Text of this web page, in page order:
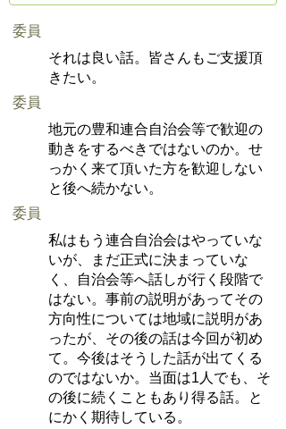
委員
それは良い話。皆さんもご支援頂
きたい。
委員
地元の豊和連合自治会等で歓迎の
動きをするべきではないのか。せ
っかく来て頂いた方を歓迎しない
と後へ続かない。
委員
私はもう連合自治会はやっていな
いが、まだ正式に決まっていな
く、自治会等へ話しが行く段階で
はない。事前の説明があってその
方向性については地域に説明があ
ったが、その後の話は今回が初め
て。今後はそうした話が出てくる
のではないか。当面は1人でも、そ
の後に続くこともあり得る話。と
にかく期待している。